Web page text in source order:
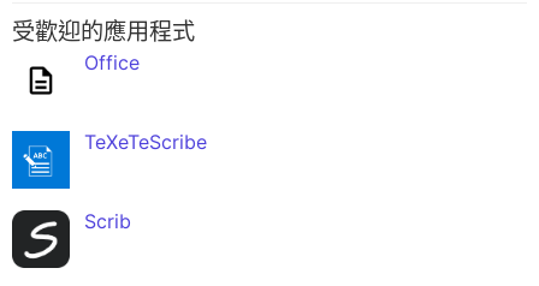
受歡迎的應用程式
Office
TeXeTeScribe
Scrib